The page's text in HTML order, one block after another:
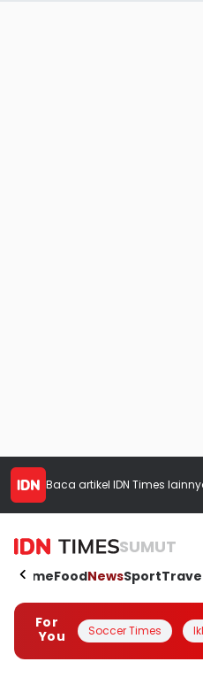
Baca artikel IDN Times
SUMUT
HomeFoodNewsSport
For
You
Soccer Times